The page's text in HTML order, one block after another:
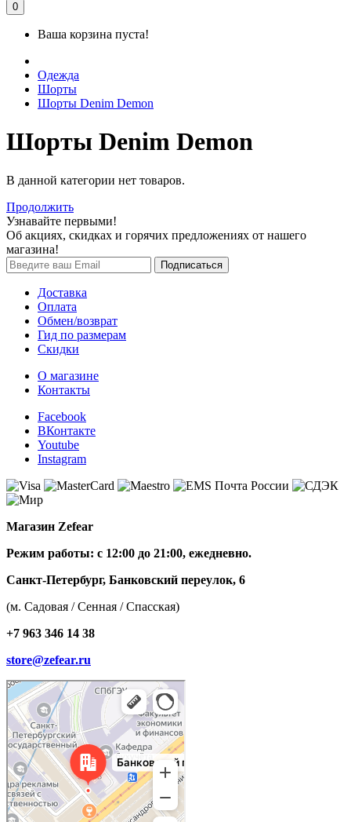
0
Ваша корзина пуста!
Одежда
Шорты
Шорты Denim Demon
Шорты Denim Demon
В данной категории нет товаров.
Продолжить
Узнавайте первыми!
Об акциях, скидках и горячих предложениях от нашего
магазина!
Доставка
Оплата
Обмен/возврат
Гид по размерам
Скидки
О магазине
Контакты
Facebook
ВКонтакте
Youtube
Instagram
Магазин Zefear
Режим работы: с 12:00 до 21:00, ежедневно.
Санкт-Петербург, Банковский переулок, 6
(м. Садовая / Сенная / Спасская)
+7 963 346 14 38
store@zefear.ru
Санкт‑Петербург
Банковский переулок, 6 — Яндекс Карты